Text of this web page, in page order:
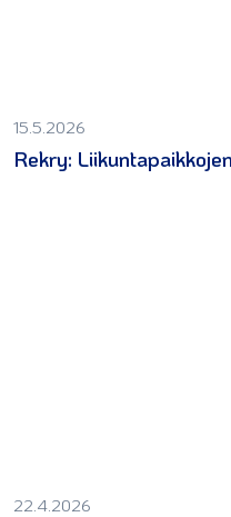
15.5.2026
Rekry:
22.4.2026